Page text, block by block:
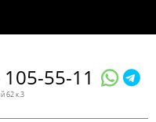
55-11
62 к.3